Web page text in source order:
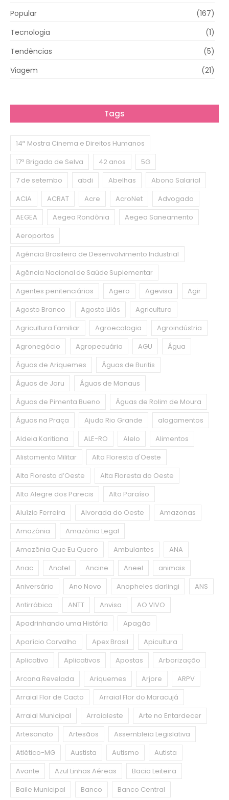
Popular
(167)
Tecnologia
(1)
Tendências
(5)
Viagem
(21)
Tags
14ª Mostra Cinema e Direitos Humanos
17ª Brigada de Selva
42 anos
5G
7 de setembo
abdi Abelhas
Abono Salarial
ACIA
ACRAT Acre AcroNet
Advogado
AEGEA
Aegea Rondônia
Aegea Saneamento
Aeroportos
Agência Brasileira de Desenvolvimento Industrial
Agência Nacional de Saúde Suplementar
Agentes penitenciários
Agero Agevisa
Agir
Agosto Branco
Agosto Lilás
Agricultura
Agricultura Familiar
Agroecologia
Agroindústria
Agronegócio
Agropecuária AGU
Água
Águas de Ariquemes
Águas de Buritis
Águas de Jaru
Águas de Manaus
Águas de Pimenta Bueno
Águas de Rolim de Moura
Águas na Praça
Ajuda Rio Grande
alagamentos
Aldeia Karitiana
ALE-RO Alelo
Alimentos
Alistamento Militar
Alta Floresta d'Oeste
Alta Floresta d’Oeste
Alta Floresta do Oeste
Alto Alegre dos Parecis
Alto Paraíso
Aluízio Ferreira
Alvorada do Oeste
Amazonas
Amazônia
Amazônia Legal
Amazônia Que Eu Quero
Ambulantes
ANA
Anac
Anatel Ancine Aneel
animais
Aniversário
Ano Novo Anopheles darlingi
ANS
Antirrábica
ANTT Anvisa
AO VIVO
Apadrinhando uma História
Apagão
Aparício Carvalho
Apex Brasil
Apicultura
Aplicativo
Aplicativos Apostas
Arborização
Arcana Revelada
Ariquemes Arjore
ARPV
Arraial Flor de Cacto
Arraial Flor do Maracujá
Arraial Municipal
Arraialeste
Arte no Entardecer
Artesanato
Artesãos
Assembleia Legislativa
Atlético-MG
Austista Autismo
Autista
Avante
Azul Linhas Aéreas
Bacia Leiteira
Baile Municipal
Banco Banco Central